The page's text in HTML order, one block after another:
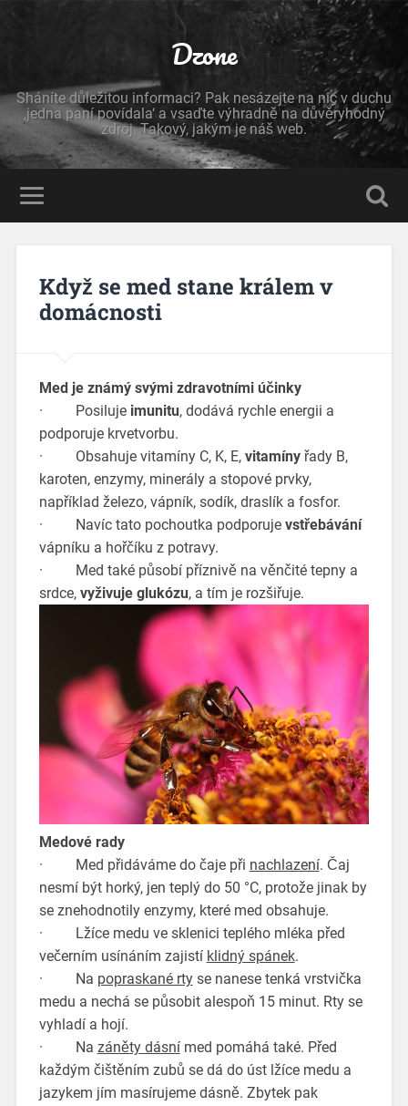
Dzone
Sháníte důležitou informaci? Pak nesázejte na nic v duchu
‚jedna paní povídala‘ a vsaďte výhradně na důvěryhodný
zdroj. Takový, jakým je náš web.
Když se med stane králem v
domácnosti
Med je známý svými zdravotními účinky
· Posiluje imunitu, dodává rychle energii a
podporuje krvetvorbu.
· Obsahuje vitamíny C, K, E, vitamínyřady B,
karoten, enzymy, minerály a stopové prvky,
například železo, vápník, sodík, draslík a fosfor.
· Navíc tato pochoutka podporuje vstřebávání
vápníku a hořčíku z potravy.
· Med také působí příznivě na věnčité tepny a
srdce, vyživuje glukózu, a tím je rozšiřuje.
Medové rady
· Med přidáváme do čaje při nachlazení. Čaj
nesmí být horký, jen teplý do 50 °C, protože jinak by
se znehodnotily enzymy, které med obsahuje.
· Lžíce medu ve sklenici teplého mléka před
večerním usínáním zajistí klidný spánek.
· Na popraskané rtyse nanese tenká vrstvička
medu a nechá se působit alespoň 15 minut. Rty se
vyhladí a hojí.
· Na záněty dásnímed pomáhá také. Před
každým čištěním zubů se dá do úst lžíce medu a
jazykem jím masírujeme dásně. Zbytek pak